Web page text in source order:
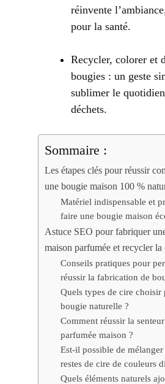
réinvente
pour la santé.
Recycler, colorer et
bougies : un geste
sublimer le
déchets.
Sommaire :
Les étapes clés pour réussir
une bougie maison 100 %
Matériel indispensable et
faire une bougie maison
Astuce SEO pour fabriquer
maison parfumée et recycler
Conseils pratiques pour
réussir la fabrication de
Quels types de cire choisir
bougie naturelle ?
Comment réussir la
parfumée maison ?
Est-il possible de
restes de cire de couleurs
Quels éléments naturels